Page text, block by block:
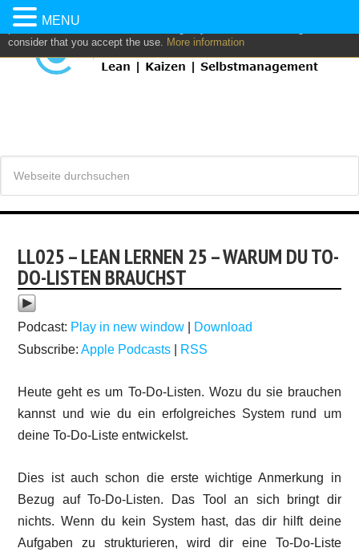
This website uses own and/or third parties cookies to: analyze,
personalize content and/or advertising. If you continue browsing, we
consider that you accept the use. More information
LL025 – LEAN LERNEN 25 – WARUM DU TO-
DO-LISTEN BRAUCHST
Podcast: Play in new window
Download
Subscribe:Apple Podcasts RSS
Heute geht es um To-Do-Listen. Wozu du sie brauchen
kannst und wie du ein erfolgreiches System rund um
deine To-Do-Liste entwickelst.
Dies ist auch schon die erste wichtige Anmerkung in
Bezug auf To-Do-Listen. Das Tool an sich bringt dir
nichts. Wenn du kein System hast, das dir hilft deine
Aufgaben zu strukturieren, wird dir eine To-Do-Liste
MENU